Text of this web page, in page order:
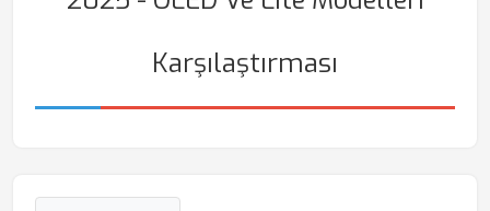
Karşılaştırması